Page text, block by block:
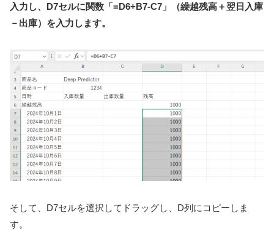
入力し、D7セルに関数「=D6+B7-C7」（繰越残高＋翌日入庫
－出庫）を入力します。
そして、D7セルを選択してドラッグし、D列にコピーしま
す。